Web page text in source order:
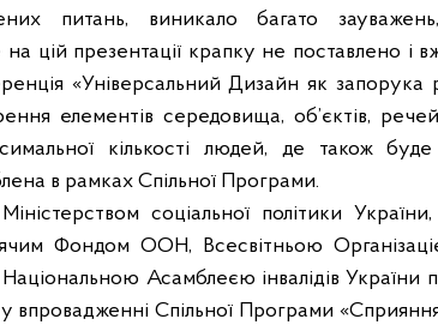
питань, виникало багато
цій презентації крапку не поставлено і
«Універсальний Дизайн як запорука
елементів середовища, об’єктів,
кількості людей, де також буде
в рамках Спільної Програми.
соціальної політики
Фондом ООН, Всесвітньою
Асамблеєю інвалідів
Спільної Програми «Сприяння